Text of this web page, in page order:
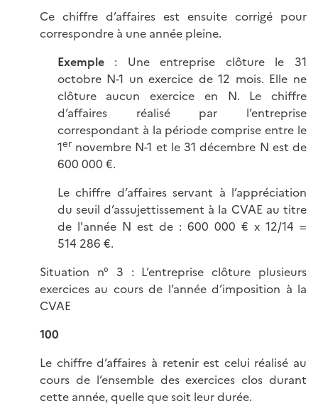
Ce chiffre d’affaires est ensuite corrigé pour
correspondre à une année pleine.
Exemple : Une entreprise clôture le 31
octobre N-1 un exercice de 12 mois. Elle ne
clôture aucun exercice en N. Le chiffre
d’affaires réalisé par l’entreprise
correspondant à la période comprise entre le
1ernovembre N-1 et le 31 décembre N est de
600 000 €.
Le chiffre d’affaires servant à l’appréciation
du seuil d’assujettissement à la CVAE au titre
de l'année N est de : 600 000 € x 12/14 =
514 286 €.
Situation n° 3 : L’entreprise clôture plusieurs
exercices au cours de l’année d’imposition à la
CVAE
100
Le chiffre d’affaires à retenir est celui réalisé au
cours de l’ensemble des exercices clos durant
cette année, quelle que soit leur durée.